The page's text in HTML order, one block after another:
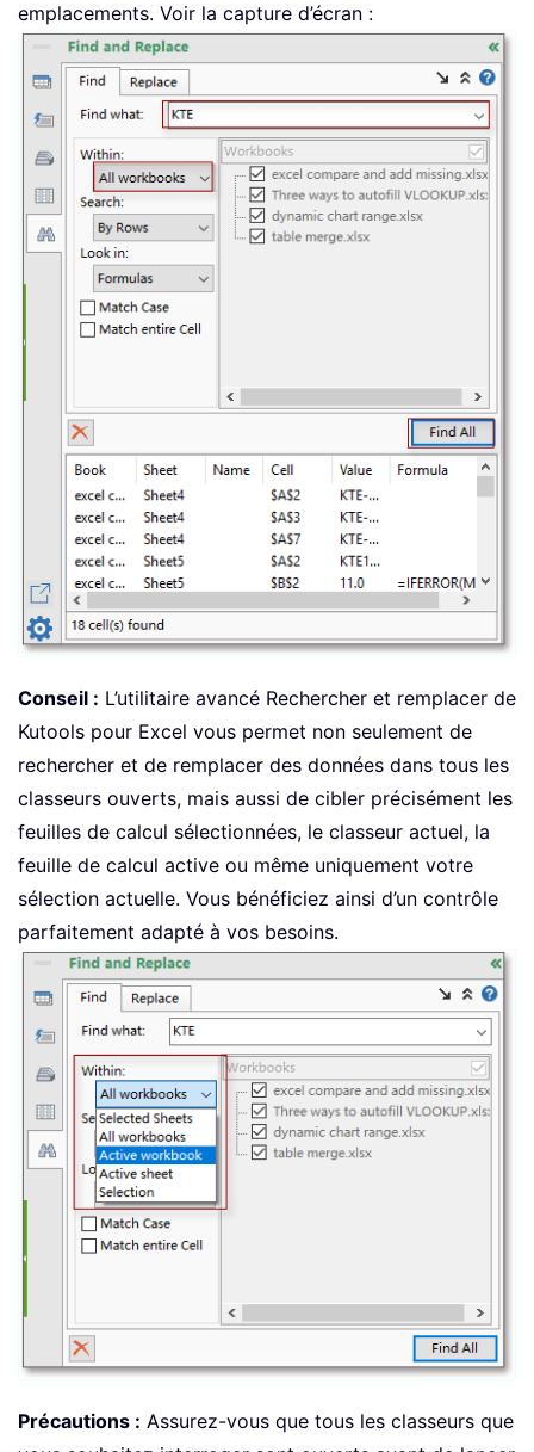
emplacements. Voir la capture d’écran :
Conseil : L’utilitaire avancé Rechercher et remplacer de
Kutools pour Excel vous permet non seulement de
rechercher et de remplacer des données dans tous les
classeurs ouverts, mais aussi de cibler précisément les
feuilles de calcul sélectionnées, le classeur actuel, la
feuille de calcul active ou même uniquement votre
sélection actuelle. Vous bénéficiez ainsi d’un contrôle
parfaitement adapté à vos besoins.
Précautions : Assurez-vous que tous les classeurs que